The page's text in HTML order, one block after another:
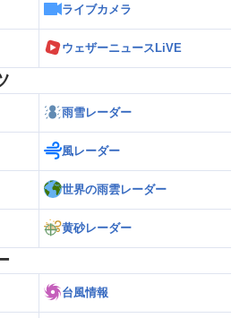
ライブカメラ
ウェザーニュースLiVE
雨雪レーダー
風レーダー
世界の雨雲レーダー
黄砂レーダー
台風情報